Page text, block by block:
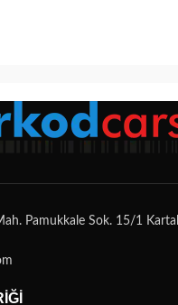
Pamukkale Sok. 15/1